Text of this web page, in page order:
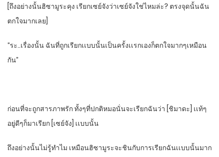
[ถึงอย่างนั้นฮิซามูระคุง​ เรียกเซย์จังว่าเซย์จังใช่ไหมล่ะ? ตรงจุดนั้นฉัน
ตกใจมากเลย]
“ระ..เรื่องนั้น​ ฉันที่ถูกเรียกเเบบนั้นเป็นครั้งเเรก​เองก็​ตกใจมากๆเหมือน
กัน”
ก่อนที่จะถูกสารภาพรัก ทั้งๆที่ปกติหมอนั่นจะเรียกฉันว่า​ [ชิมาดะ]​ เเท้ๆ​
อยู่ดีๆก็มาเรียก​ [เซย์จัง]​ เเบบนั้น
ถึงอย่างนั้นไม่รู้ทําไม​ เหมือนฮิซามูระจะชินกับการเรียกฉันเเบบนั้นมาก